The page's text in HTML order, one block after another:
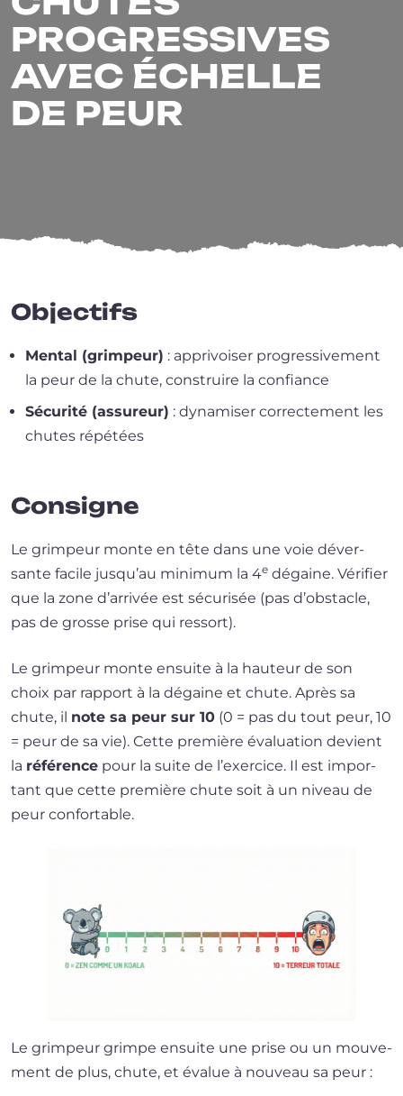
PROGRESSIVES
AVEC ÉCHELLE
DE PEUR
Objectifs
Mental (grim­peur) : appri­voi­ser pro­gres­si­ve­ment
la peur de la chute, construire la confiance
Sécurité (assu­reur) : dyna­mi­ser cor­rec­te­ment les
chutes répétées
Consigne
Le grim­peur monte en tête dans une voie déver­
sante facile jus­qu’au mini­mum la 4e dégaine. Vérifier
que la zone d’ar­ri­vée est sécu­ri­sée (pas d’obs­tacle,
pas de grosse prise qui ressort).
Le grim­peur monte ensuite à la hau­teur de son
choix par rap­port à la dégaine et chute. Après sa
chute, il note sa peur sur 10 (0 = pas du tout peur, 10
= peur de sa vie). Cette pre­mière éva­lua­tion devient
la réfé­rence pour la suite de l’exer­cice. Il est impor­
tant que cette pre­mière chute soit à un niveau de
peur confortable.
Le grim­peur grimpe ensuite une prise ou un mou­ve­
ment de plus, chute, et éva­lue à nou­veau sa peur :